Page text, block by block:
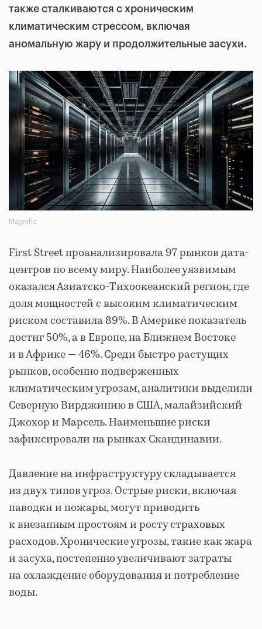
также сталкиваются с хроническим
климатическим стрессом, включая
аномальную жару и продолжительные засухи.
Magnific
First Street проанализировала 97 рынков дата-
центров по всему миру. Наиболее уязвимым
оказался Азиатско-Тихоокеанский регион, где
доля мощностей с высоким климатическим
риском составила 89%. В Америке показатель
достиг 50%, а в Европе, на Ближнем Востоке
и в Африке — 46%. Среди быстро растущих
рынков, особенно подверженных
климатическим угрозам, аналитики выделили
Северную Вирджинию в США, малайзийский
Джохор и Марсель. Наименьшие риски
зафиксировали на рынках Скандинавии.
Давление на инфраструктуру складывается
из двух типов угроз. Острые риски, включая
паводки и пожары, могут приводить
к внезапным простоям и росту страховых
расходов. Хронические угрозы, такие как жара
и засуха, постепенно увеличивают затраты
на охлаждение оборудования и потребление
воды.